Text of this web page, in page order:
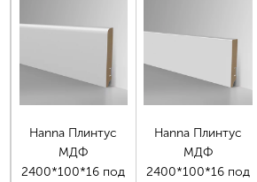
Hanna Плинтус
МДФ
2400*100*16 под
Hanna Плинтус
МДФ
2400*100*16 под